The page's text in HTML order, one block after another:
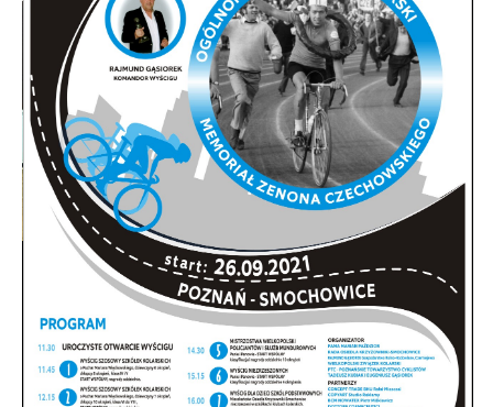
Spotkanie informacyjne w sprawie
budowy ulic Łebska, Łagowska,
Kociewska, Żukowska